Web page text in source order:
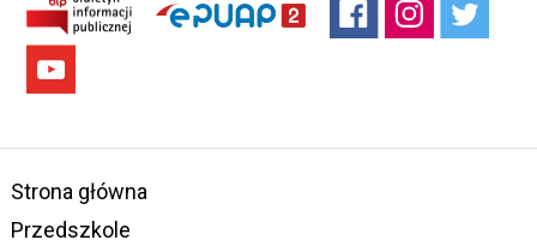
Strona główna
Przedszkole